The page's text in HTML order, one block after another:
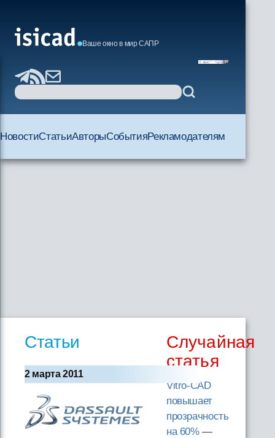
Ваше окно в мир САПР
НовостиСтатьиАвторыСобытияРекламодателям
Статьи
2 марта 2011
Случайная
статья
Vitro-CAD
повышает
прозрачность
на 60%—